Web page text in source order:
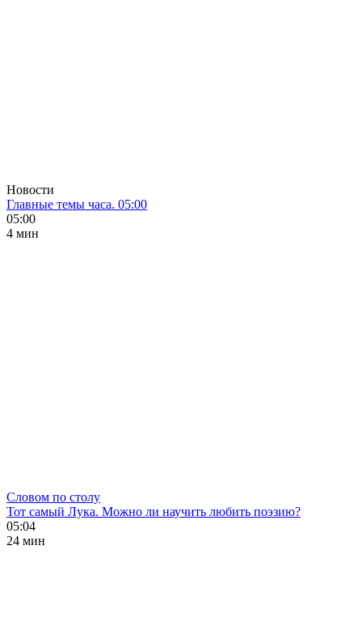
Новости
Главные темы часа. 05:00
05:00
4 мин
Словом по столу
Тот самый Лука. Можно ли научить любить поэзию?
05:04
24 мин